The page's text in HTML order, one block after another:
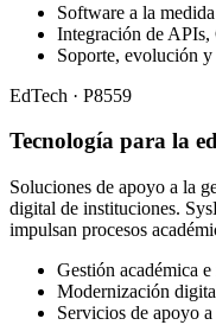
Software a la
Integración de
Soporte, evolución
EdTech · P8559
Tecnología para la
Soluciones de apoyo a la
digital de instituciones.
impulsan procesos
Gestión académica
Modernización
Servicios de apoyo